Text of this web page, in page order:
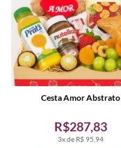
3x de R$ 95,94
R$287,83
Cesta Amor Abstrato